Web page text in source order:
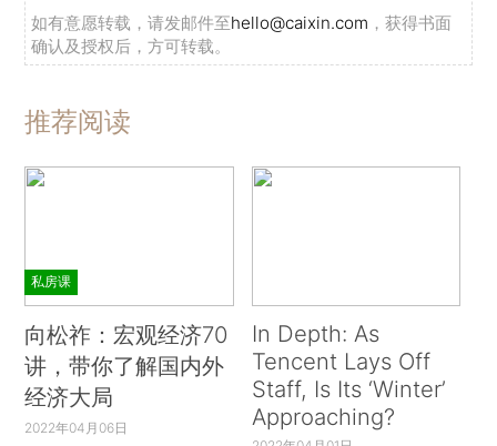
如有意愿转载，请发邮件至hello@caixin.com ，获得书面
确认及授权后，方可转载。
推荐阅读
私房课
向松祚：宏观经济70
讲，带你了解国内外
经济大局
2022年04月06日
In Depth: As
Tencent Lays Off
Staff, Is Its ‘Winter’
Approaching?